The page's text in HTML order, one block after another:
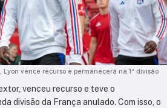
vence recurso e permanecerá na 1ª divisão
venceu recurso e teve o
divisão da França anulado. Com isso, o